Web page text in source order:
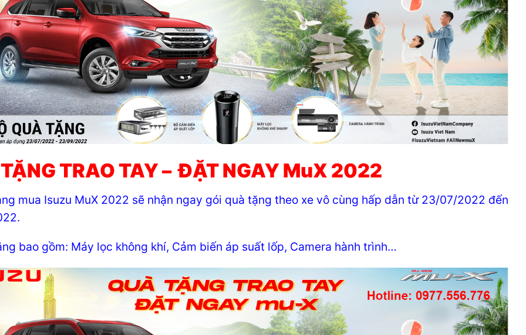
TRAO TAY – ĐẶT NGAY MuX 2022
mua Isuzu MuX 2022 sẽ nhận ngay gói quà tặng theo xe vô cùng hấp dẫn từ 23/07/2022 đến
bao gồm: Máy lọc không khí, Cảm biến áp suất lốp, Camera hành trình…